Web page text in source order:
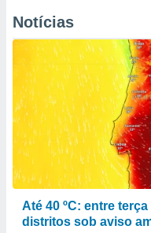
Notícias
Até 40 ºC: entre
distritos sob aviso